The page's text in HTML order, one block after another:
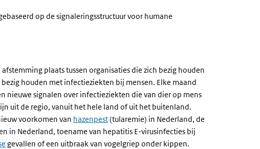
op de signaleringsstructuur voor humane
plaats tussen organisaties die zich bezig houden
houden met infectieziekten bij mensen. Elke maand
nieuwe signalen over infectieziekten die van dier op mens
uit de regio, vanuit het hele land of uit het buitenland.
voorkomen van hazenpest(tularemie) in Nederland, de
in Nederland, toename van hepatitis E-virusinfecties bij
gevallen of een uitbraak van vogelgriep onder kippen.